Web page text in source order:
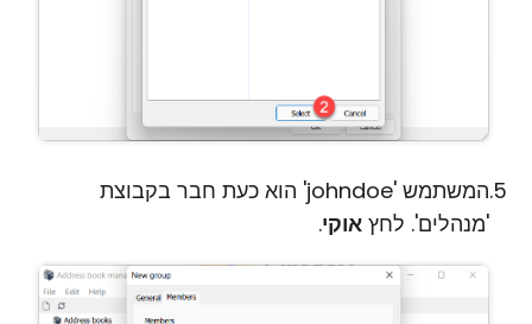
המשתמש 'johndoe' הוא כעת חבר בקבוצת
'מנהלים'. לחץ אוקי.